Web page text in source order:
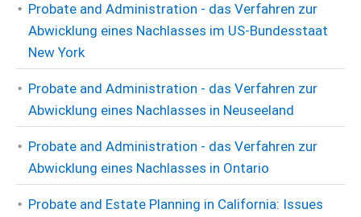
Probate and Administration - das Verfahren zur
Abwicklung eines Nachlasses im US-Bundesstaat
New York
Probate and Administration - das Verfahren zur
Abwicklung eines Nachlasses in Neuseeland
Probate and Administration - das Verfahren zur
Abwicklung eines Nachlasses in Ontario
Probate and Estate Planning in California: Issues